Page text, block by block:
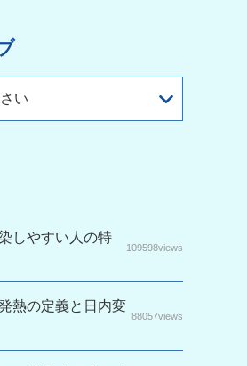
い
しやすい人の特
109598views
熱の定義と日内変
88057views